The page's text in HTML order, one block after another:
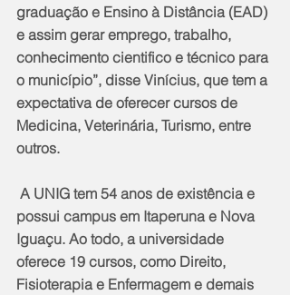
graduação e Ensino à Distância (EAD)
e assim gerar emprego, trabalho,
conhecimento cientifico e técnico para
o município”, disse Vinícius, que tem a
expectativa de oferecer cursos de
Medicina, Veterinária, Turismo, entre
outros.
possui campus em Itaperuna e Nova
Iguaçu. Ao todo, a universidade
oferece 19 cursos, como Direito,
Fisioterapia e Enfermagem e demais